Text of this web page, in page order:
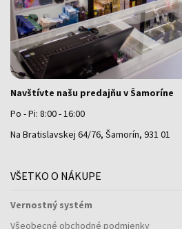
Navštívte našu predajňu v Šamoríne
Po - Pi: 8:00 - 16:00
Na Bratislavskej 64/76, Šamorín, 931 01
VŠETKO O NÁKUPE
Vernostný systém
Všeobecné obchodné podmienky